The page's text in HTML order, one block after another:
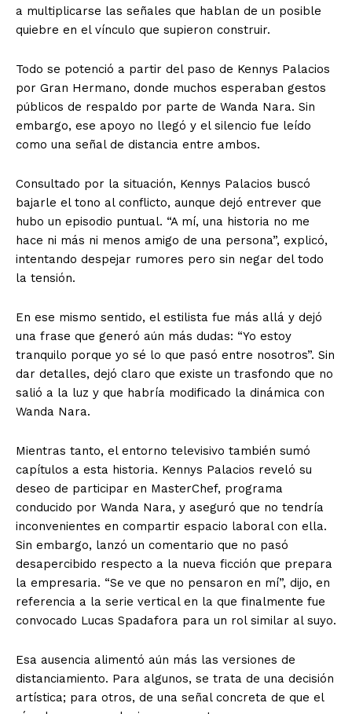
a multiplicarse las señales que hablan de un posible
quiebre en el vínculo que supieron construir.
Todo se potenció a partir del paso de Kennys Palacios
por Gran Hermano, donde muchos esperaban gestos
públicos de respaldo por parte de Wanda Nara. Sin
embargo, ese apoyo no llegó y el silencio fue leído
como una señal de distancia entre ambos.
Consultado por la situación, Kennys Palacios buscó
bajarle el tono al conflicto, aunque dejó entrever que
hubo un episodio puntual. “A mí, una historia no me
hace ni más ni menos amigo de una persona”, explicó,
intentando despejar rumores pero sin negar del todo
la tensión.
En ese mismo sentido, el estilista fue más allá y dejó
una frase que generó aún más dudas: “Yo estoy
tranquilo porque yo sé lo que pasó entre nosotros”. Sin
dar detalles, dejó claro que existe un trasfondo que no
salió a la luz y que habría modificado la dinámica con
Wanda Nara.
Mientras tanto, el entorno televisivo también sumó
capítulos a esta historia. Kennys Palacios reveló su
deseo de participar en MasterChef, programa
conducido por Wanda Nara, y aseguró que no tendría
inconvenientes en compartir espacio laboral con ella.
Sin embargo, lanzó un comentario que no pasó
desapercibido respecto a la nueva ficción que prepara
la empresaria. “Se ve que no pensaron en mí”, dijo, en
referencia a la serie vertical en la que finalmente fue
convocado Lucas Spadafora para un rol similar al suyo.
Esa ausencia alimentó aún más las versiones de
distanciamiento. Para algunos, se trata de una decisión
artística; para otros, de una señal concreta de que el